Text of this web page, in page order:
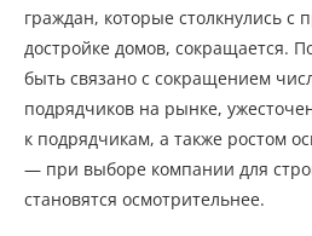
граждан, которые столкнулись с
достройке домов, сокращается.
быть связано с сокращением
подрядчиков на рынке,
к подрядчикам, а также ростом
— при выборе компании для
становятся осмотрительнее.